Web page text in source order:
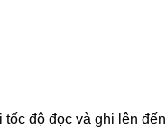
độ đọc và ghi lên đến